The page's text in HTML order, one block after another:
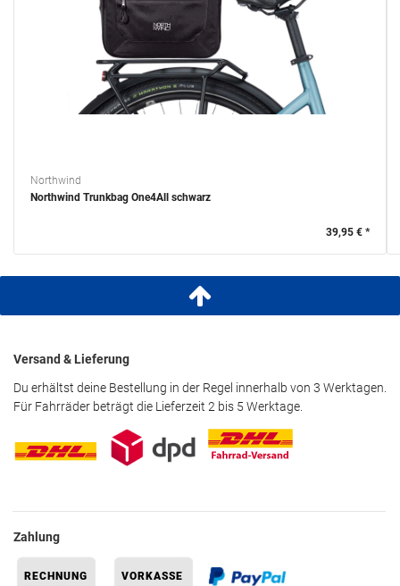
Northwind
Northwind Trunkbag One4All schwarz
39,95 € *
Versand & Lieferung
Du erhältst deine Bestellung in der Regel innerhalb von 3 Werktagen.
Für Fahrräder beträgt die Lieferzeit 2 bis 5 Werktage.
Zahlung